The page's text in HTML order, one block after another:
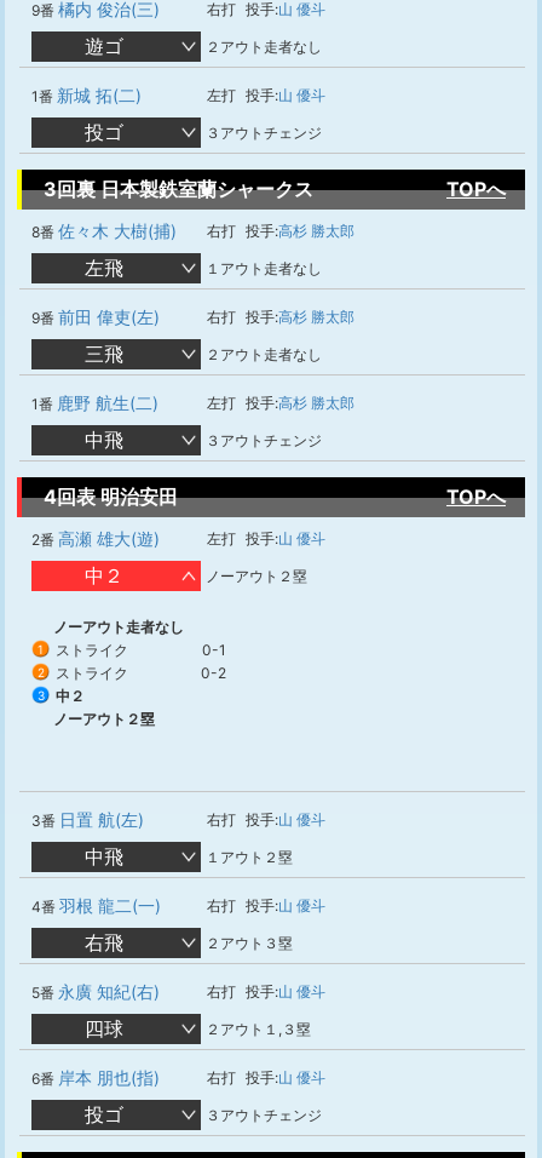
9番 橘内 俊治(三) 右打 投手:山 優斗
遊ゴ ２アウト走者なし
1番 新城 拓(二) 左打 投手:山 優斗
投ゴ ３アウトチェンジ
3回裏 日本製鉄室蘭シャークス TOPへ
8番 佐々木 大樹(捕) 右打 投手:高杉 勝太郎
左飛 １アウト走者なし
9番 前田 偉吏(左) 右打 投手:高杉 勝太郎
三飛 ２アウト走者なし
1番 鹿野 航生(二) 左打 投手:高杉 勝太郎
中飛 ３アウトチェンジ
4回表 明治安田 TOPへ
2番 高瀬 雄大(遊) 左打 投手:山 優斗
中２ ノーアウト２塁
ノーアウト走者なし
1 ストライク 0-1
2 ストライク 0-2
3
中２
ノーアウト２塁
3番 日置 航(左) 右打 投手:山 優斗
中飛 １アウト２塁
4番 羽根 龍二(一) 右打 投手:山 優斗
右飛 ２アウト３塁
5番 永廣 知紀(右) 右打 投手:山 優斗
四球 ２アウト１,３塁
6番 岸本 朋也(指) 右打 投手:山 優斗
投ゴ ３アウトチェンジ